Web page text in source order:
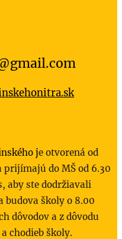
je otvorená od
prijímajú do MŠ od 6.30
aby ste dodržiavali
budova školy o 8.00
dôvodov a z dôvodu
chodieb školy.